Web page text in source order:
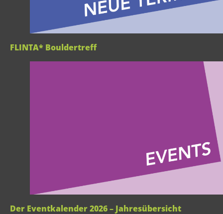
FLINTA* Bouldertreff
Der Eventkalender 2026 – Jahresübersicht